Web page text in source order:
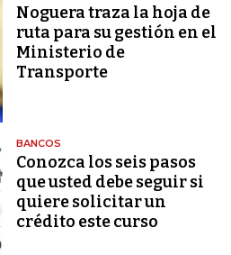
Noguera traza la hoja de
ruta para su gestión en el
Ministerio de
Transporte
BANCOS
Conozca los seis pasos
que usted debe seguir si
quiere solicitar un
crédito este curso